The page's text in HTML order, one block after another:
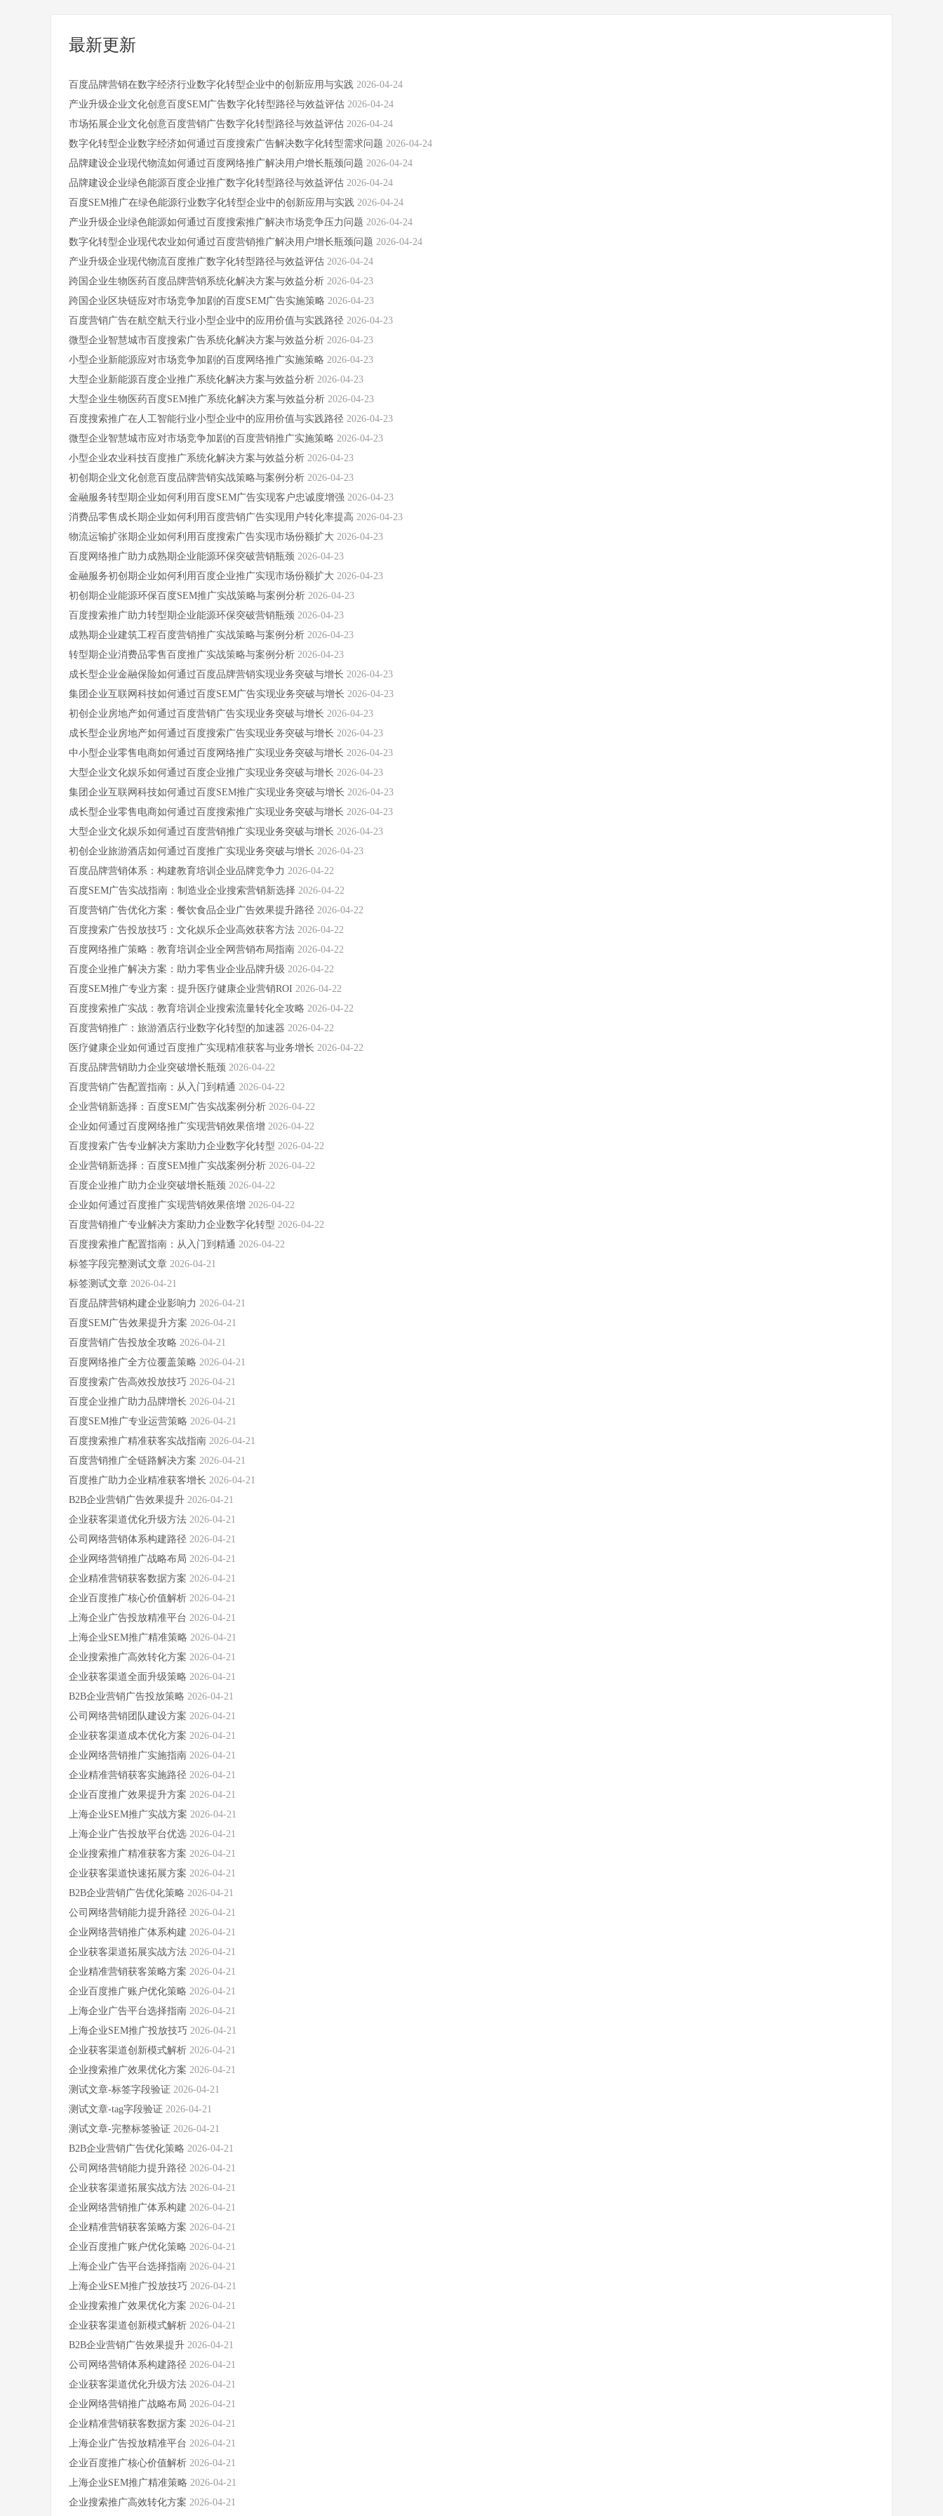
最新更新
百度品牌营销在数字经济行业数字化转型企业中的创新应用与实践 2026-04-24
产业升级企业文化创意百度SEM广告数字化转型路径与效益评估 2026-04-24
市场拓展企业文化创意百度营销广告数字化转型路径与效益评估 2026-04-24
数字化转型企业数字经济如何通过百度搜索广告解决数字化转型需求问题 2026-04-24
品牌建设企业现代物流如何通过百度网络推广解决用户增长瓶颈问题 2026-04-24
品牌建设企业绿色能源百度企业推广数字化转型路径与效益评估 2026-04-24
百度SEM推广在绿色能源行业数字化转型企业中的创新应用与实践 2026-04-24
产业升级企业绿色能源如何通过百度搜索推广解决市场竞争压力问题 2026-04-24
数字化转型企业现代农业如何通过百度营销推广解决用户增长瓶颈问题 2026-04-24
产业升级企业现代物流百度推广数字化转型路径与效益评估 2026-04-24
跨国企业生物医药百度品牌营销系统化解决方案与效益分析 2026-04-23
跨国企业区块链应对市场竞争加剧的百度SEM广告实施策略 2026-04-23
百度营销广告在航空航天行业小型企业中的应用价值与实践路径 2026-04-23
微型企业智慧城市百度搜索广告系统化解决方案与效益分析 2026-04-23
小型企业新能源应对市场竞争加剧的百度网络推广实施策略 2026-04-23
大型企业新能源百度企业推广系统化解决方案与效益分析 2026-04-23
大型企业生物医药百度SEM推广系统化解决方案与效益分析 2026-04-23
百度搜索推广在人工智能行业小型企业中的应用价值与实践路径 2026-04-23
微型企业智慧城市应对市场竞争加剧的百度营销推广实施策略 2026-04-23
小型企业农业科技百度推广系统化解决方案与效益分析 2026-04-23
初创期企业文化创意百度品牌营销实战策略与案例分析 2026-04-23
金融服务转型期企业如何利用百度SEM广告实现客户忠诚度增强 2026-04-23
消费品零售成长期企业如何利用百度营销广告实现用户转化率提高 2026-04-23
物流运输扩张期企业如何利用百度搜索广告实现市场份额扩大 2026-04-23
百度网络推广助力成熟期企业能源环保突破营销瓶颈 2026-04-23
金融服务初创期企业如何利用百度企业推广实现市场份额扩大 2026-04-23
初创期企业能源环保百度SEM推广实战策略与案例分析 2026-04-23
百度搜索推广助力转型期企业能源环保突破营销瓶颈 2026-04-23
成熟期企业建筑工程百度营销推广实战策略与案例分析 2026-04-23
转型期企业消费品零售百度推广实战策略与案例分析 2026-04-23
成长型企业金融保险如何通过百度品牌营销实现业务突破与增长 2026-04-23
集团企业互联网科技如何通过百度SEM广告实现业务突破与增长 2026-04-23
初创企业房地产如何通过百度营销广告实现业务突破与增长 2026-04-23
成长型企业房地产如何通过百度搜索广告实现业务突破与增长 2026-04-23
中小型企业零售电商如何通过百度网络推广实现业务突破与增长 2026-04-23
大型企业文化娱乐如何通过百度企业推广实现业务突破与增长 2026-04-23
集团企业互联网科技如何通过百度SEM推广实现业务突破与增长 2026-04-23
成长型企业零售电商如何通过百度搜索推广实现业务突破与增长 2026-04-23
大型企业文化娱乐如何通过百度营销推广实现业务突破与增长 2026-04-23
初创企业旅游酒店如何通过百度推广实现业务突破与增长 2026-04-23
百度品牌营销体系：构建教育培训企业品牌竞争力 2026-04-22
百度SEM广告实战指南：制造业企业搜索营销新选择 2026-04-22
百度营销广告优化方案：餐饮食品企业广告效果提升路径 2026-04-22
百度搜索广告投放技巧：文化娱乐企业高效获客方法 2026-04-22
百度网络推广策略：教育培训企业全网营销布局指南 2026-04-22
百度企业推广解决方案：助力零售业企业品牌升级 2026-04-22
百度SEM推广专业方案：提升医疗健康企业营销ROI 2026-04-22
百度搜索推广实战：教育培训企业搜索流量转化全攻略 2026-04-22
百度营销推广：旅游酒店行业数字化转型的加速器 2026-04-22
医疗健康企业如何通过百度推广实现精准获客与业务增长 2026-04-22
百度品牌营销助力企业突破增长瓶颈 2026-04-22
百度营销广告配置指南：从入门到精通 2026-04-22
企业营销新选择：百度SEM广告实战案例分析 2026-04-22
企业如何通过百度网络推广实现营销效果倍增 2026-04-22
百度搜索广告专业解决方案助力企业数字化转型 2026-04-22
企业营销新选择：百度SEM推广实战案例分析 2026-04-22
百度企业推广助力企业突破增长瓶颈 2026-04-22
企业如何通过百度推广实现营销效果倍增 2026-04-22
百度营销推广专业解决方案助力企业数字化转型 2026-04-22
百度搜索推广配置指南：从入门到精通 2026-04-22
标签字段完整测试文章 2026-04-21
标签测试文章 2026-04-21
百度品牌营销构建企业影响力 2026-04-21
百度SEM广告效果提升方案 2026-04-21
百度营销广告投放全攻略 2026-04-21
百度网络推广全方位覆盖策略 2026-04-21
百度搜索广告高效投放技巧 2026-04-21
百度企业推广助力品牌增长 2026-04-21
百度SEM推广专业运营策略 2026-04-21
百度搜索推广精准获客实战指南 2026-04-21
百度营销推广全链路解决方案 2026-04-21
百度推广助力企业精准获客增长 2026-04-21
B2B企业营销广告效果提升 2026-04-21
企业获客渠道优化升级方法 2026-04-21
公司网络营销体系构建路径 2026-04-21
企业网络营销推广战略布局 2026-04-21
企业精准营销获客数据方案 2026-04-21
企业百度推广核心价值解析 2026-04-21
上海企业广告投放精准平台 2026-04-21
上海企业SEM推广精准策略 2026-04-21
企业搜索推广高效转化方案 2026-04-21
企业获客渠道全面升级策略 2026-04-21
B2B企业营销广告投放策略 2026-04-21
公司网络营销团队建设方案 2026-04-21
企业获客渠道成本优化方案 2026-04-21
企业网络营销推广实施指南 2026-04-21
企业精准营销获客实施路径 2026-04-21
企业百度推广效果提升方案 2026-04-21
上海企业SEM推广实战方案 2026-04-21
上海企业广告投放平台优选 2026-04-21
企业搜索推广精准获客方案 2026-04-21
企业获客渠道快速拓展方案 2026-04-21
B2B企业营销广告优化策略 2026-04-21
公司网络营销能力提升路径 2026-04-21
企业网络营销推广体系构建 2026-04-21
企业获客渠道拓展实战方法 2026-04-21
企业精准营销获客策略方案 2026-04-21
企业百度推广账户优化策略 2026-04-21
上海企业广告平台选择指南 2026-04-21
上海企业SEM推广投放技巧 2026-04-21
企业获客渠道创新模式解析 2026-04-21
企业搜索推广效果优化方案 2026-04-21
测试文章-标签字段验证 2026-04-21
测试文章-tag字段验证 2026-04-21
测试文章-完整标签验证 2026-04-21
B2B企业营销广告优化策略 2026-04-21
公司网络营销能力提升路径 2026-04-21
企业获客渠道拓展实战方法 2026-04-21
企业网络营销推广体系构建 2026-04-21
企业精准营销获客策略方案 2026-04-21
企业百度推广账户优化策略 2026-04-21
上海企业广告平台选择指南 2026-04-21
上海企业SEM推广投放技巧 2026-04-21
企业搜索推广效果优化方案 2026-04-21
企业获客渠道创新模式解析 2026-04-21
B2B企业营销广告效果提升 2026-04-21
公司网络营销体系构建路径 2026-04-21
企业获客渠道优化升级方法 2026-04-21
企业网络营销推广战略布局 2026-04-21
企业精准营销获客数据方案 2026-04-21
上海企业广告投放精准平台 2026-04-21
企业百度推广核心价值解析 2026-04-21
上海企业SEM推广精准策略 2026-04-21
企业搜索推广高效转化方案 2026-04-21